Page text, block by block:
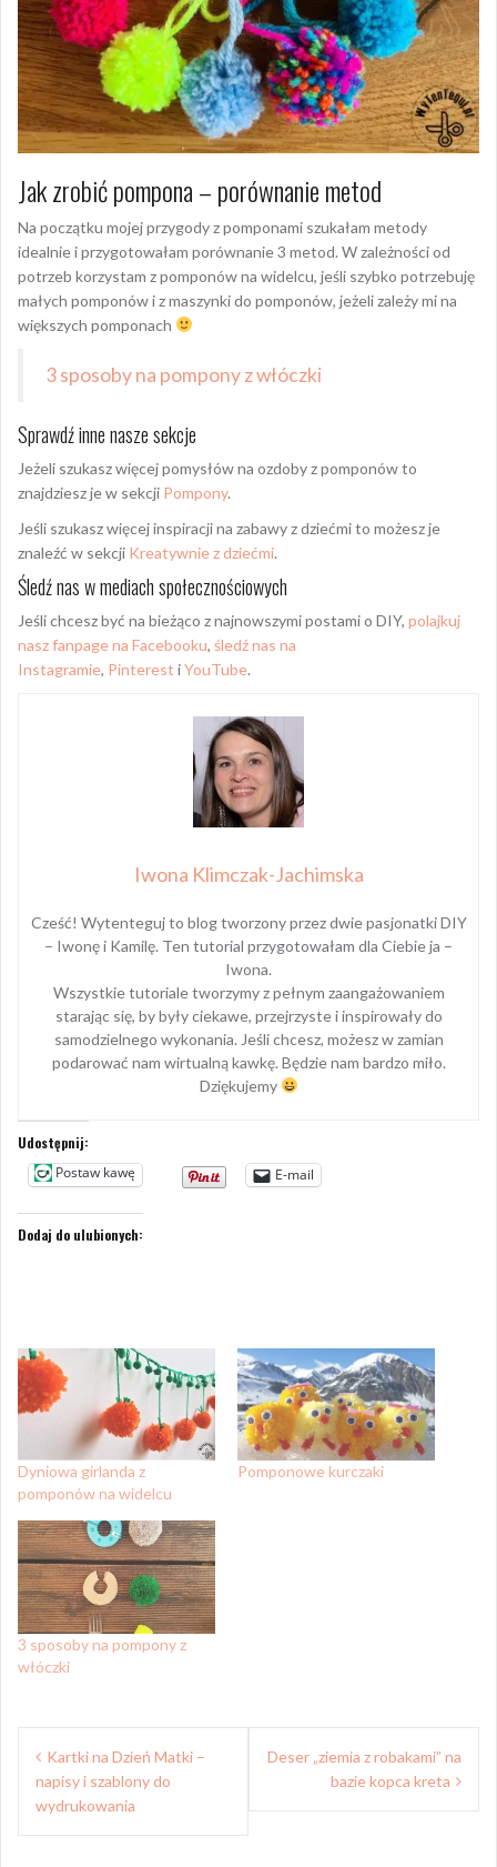
Jak zrobić pompona – porównanie metod
Na początku mojej przygody z pomponami szukałam metody
idealnie i przygotowałam porównanie 3 metod. W zależności od
potrzeb korzystam z pomponów na widelcu, jeśli szybko potrzebuję
małych pomponów i z maszynki do pomponów, jeżeli zależy mi na
większych pomponach
3 sposoby na pompony z włóczki
Sprawdź inne nasze sekcje
Jeżeli szukasz więcej pomysłów na ozdoby z pomponów to
znajdziesz je w sekcji Pompony.
Jeśli szukasz więcej inspiracji na zabawy z dziećmi to możesz je
znaleźć w sekcji Kreatywnie z dziećmi.
Śledź nas w mediach społecznościowych
Jeśli chcesz być na bieżąco z najnowszymi postami o DIY, polajkuj
nasz fanpage na Facebooku, śledź nas na
Instagramie, Pinterest iYouTube.
Iwona Klimczak-Jachimska
Cześć! Wytenteguj to blog tworzony przez dwie pasjonatki DIY
– Iwonę i Kamilę. Ten tutorial przygotowałam dla Ciebie ja –
Iwona.
Wszystkie tutoriale tworzymy z pełnym zaangażowaniem
starając się, by były ciekawe, przejrzyste i inspirowały do
samodzielnego wykonania. Jeśli chcesz, możesz w zamian
podarować nam wirtualną kawkę. Będzie nam bardzo miło.
Dziękujemy
Udostępnij:
Postaw kawę
E-mail
Dodaj do ulubionych:
Dyniowa girlanda z
pomponów na widelcu
Pomponowe kurczaki
3 sposoby na pompony z
włóczki
Nawigacja
wpisu
Kartki na Dzień Matki –
napisy i szablony do
wydrukowania
Deser „ziemia z robakami” na
bazie kopca kreta